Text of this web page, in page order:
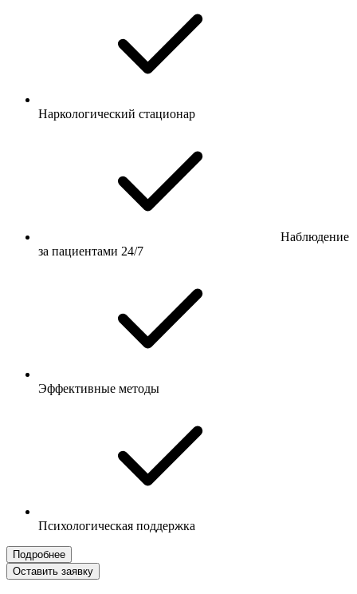
Наркологический стационар
Наблюдение
за пациентами 24/7
Эффективные методы
Психологическая поддержка
Подробнее
Оставить заявку